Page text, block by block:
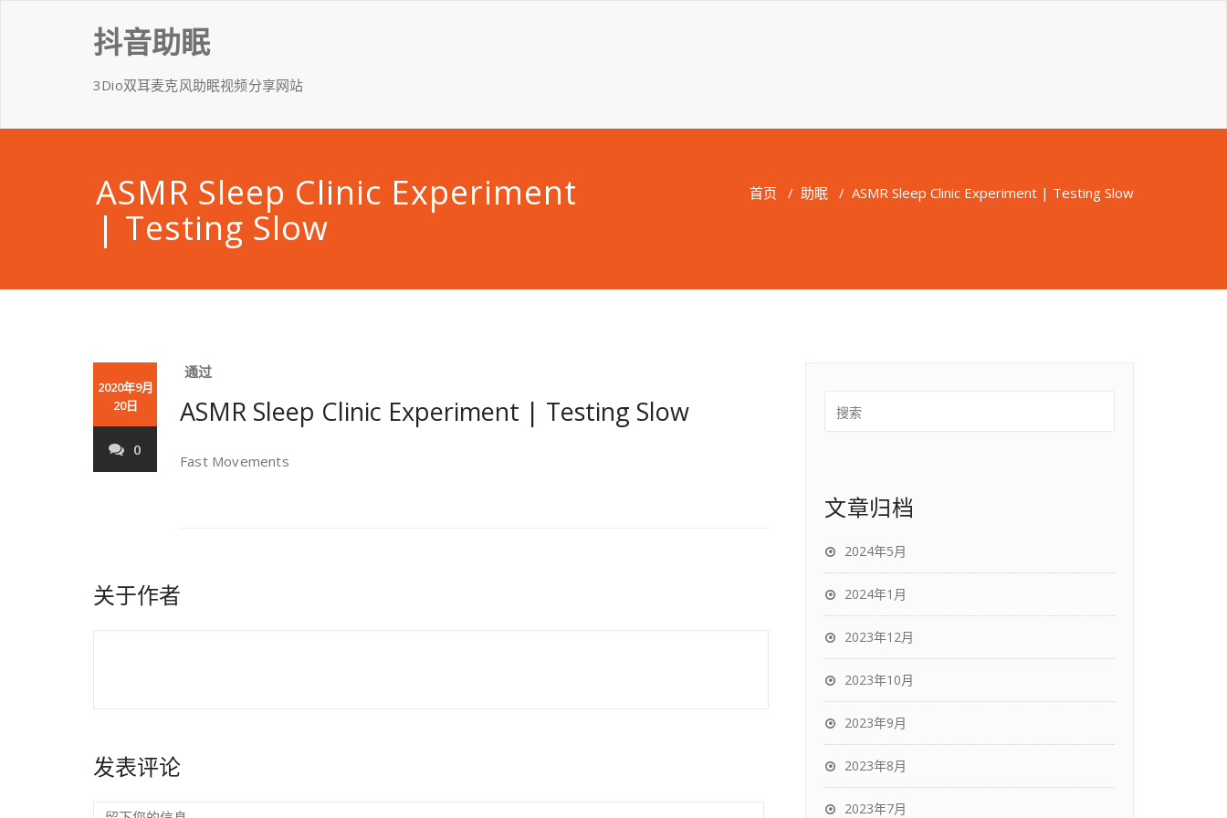
抖音助眠
3Dio双耳麦克风助眠视频分享网站
ASMR Sleep Clinic Experiment
| Testing Slow
首页 / 助眠 / ASMR Sleep Clinic Experiment | Testing Slow
2020年9月
20日
0
通过
ASMR Sleep Clinic Experiment | Testing Slow
Fast Movements
关于作者
发表评论
文章归档
2024年5月
2024年1月
2023年12月
2023年10月
2023年9月
2023年8月
2023年7月